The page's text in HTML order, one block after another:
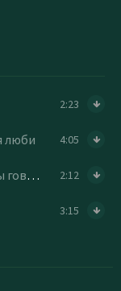
2:23
люби 4:05
2:12
3:15